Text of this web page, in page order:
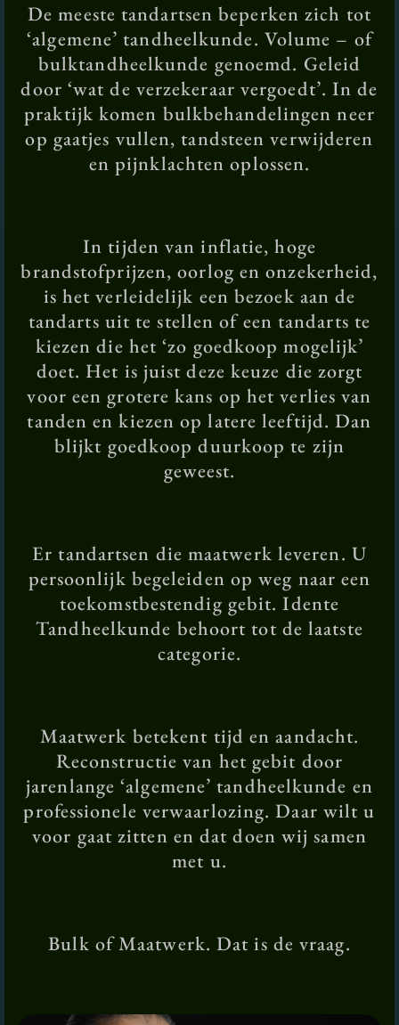
De meeste tandartsen beperken zich tot
‘algemene’ tandheelkunde. Volume – of
bulktandheelkunde genoemd. Geleid
door ‘wat de verzekeraar vergoedt’. In de
praktijk komen bulkbehandelingen neer
op gaatjes vullen, tandsteen verwijderen
en pijnklachten oplossen.
In tijden van inflatie, hoge
brandstofprijzen, oorlog en onzekerheid,
is het verleidelijk een bezoek aan de
tandarts uit te stellen of een tandarts te
kiezen die het ‘zo goedkoop mogelijk’
doet. Het is juist deze keuze die zorgt
voor een grotere kans op het verlies van
tanden en kiezen op latere leeftijd. Dan
blijkt goedkoop duurkoop te zijn
geweest.
Er tandartsen die maatwerk leveren. U
persoonlijk begeleiden op weg naar een
toekomstbestendig gebit. Idente
Tandheelkunde behoort tot de laatste
categorie.
Maatwerk betekent tijd en aandacht.
Reconstructie van het gebit door
jarenlange ‘algemene’ tandheelkunde en
professionele verwaarlozing. Daar wilt u
voor gaat zitten en dat doen wij samen
met u.
Bulk of Maatwerk. Dat is de vraag.